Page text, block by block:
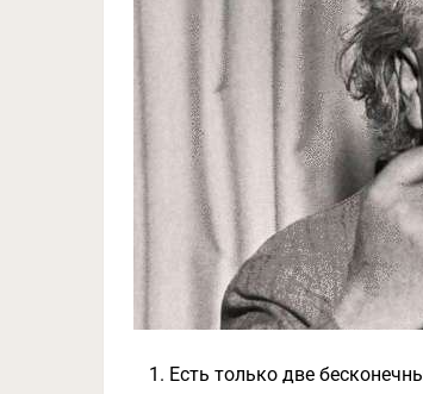
Есть только две